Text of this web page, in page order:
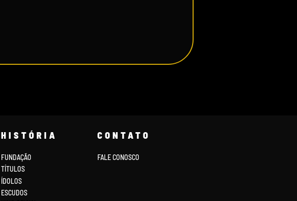
HISTÓRIA
FUNDAÇÃO
TÍTULOS
ÍDOLOS
ESCUDOS
CONTATO
FALE CONOSCO